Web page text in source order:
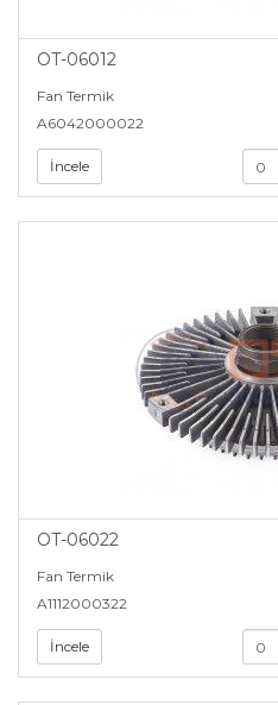
OT-06012
Fan Termik
A6042000022
İncele
OT-06022
Fan Termik
A1112000322
İncele